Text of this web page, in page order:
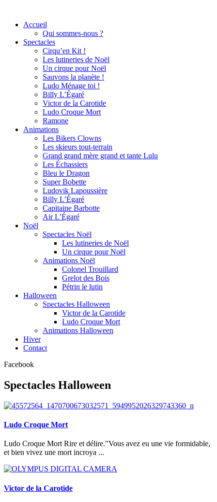
Accueil
Qui sommes-nous ?
Spectacles
Cirqu’en Kit !
Les lutineries de Noël
Un cirque pour Noël
Sauvons la planète !
Ludo Ménage toi !
Billy L’Égaré
Victor de la Carotide
Ludo Croque Mort
Ramone
Animations
Les Bikers Clowns
Les skieurs tout-terrain
Grand grand mère grand et tante Lulu
Les Échassiers
Bleu le Dragon
Super Bobette
Ludovik Lapoussière
Billy L’Égaré
Capitaine Barbotte
Air L’Égaré
Noël
Spectacles Noël
Les lutineries de Noël
Un cirque pour Noël
Animations Noël
Colonel Trouillard
Grelot des Bois
Pétrin le lutin
Halloween
Spectacles Halloween
Victor de la Carotide
Ludo Croque Mort
Animations Halloween
Hiver
Contact
Facebook
Spectacles Halloween
Ludo Croque Mort
Ludo Croque Mort Rire et délire."Vous avez eu une vie formidable,
et bien vivez une mort incroya ...
Victor de la Carotide